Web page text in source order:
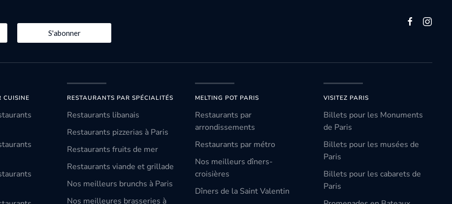
S'abonner
CUISINE RESTAURANTS PAR SPÉCIALITÉS
Restaurants libanais
Restaurants pizzerias à Paris
Restaurants fruits de mer
Restaurants viande et grillade
Nos meilleurs brunchs à Paris
Nos meilleures brasseries à
MELTING POT PARIS
Restaurants par
arrondissements
Restaurants par métro
Nos meilleurs dîners-
croisières
Dîners de la Saint Valentin
VISITEZ PARIS
Billets pour les Monuments
de Paris
Billets pour les musées de
Paris
Billets pour les cabarets de
Paris